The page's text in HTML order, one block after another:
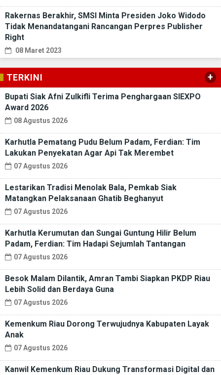
Rakernas Berakhir, SMSI Minta Presiden Joko Widodo
Tidak Menandatangani Rancangan Perpres Publisher
Right
08 Maret 2023
TERKINI +
Bupati Siak Afni Zulkifli Terima Penghargaan SIEXPO
Award 2026
08 Agustus 2026
Karhutla Pematang Pudu Belum Padam, Ferdian: Tim
Lakukan Penyekatan Agar Api Tak Merembet
07 Agustus 2026
Lestarikan Tradisi Menolak Bala, Pemkab Siak
Matangkan Pelaksanaan Ghatib Beghanyut
07 Agustus 2026
Karhutla Kerumutan dan Sungai Guntung Hilir Belum
Padam, Ferdian: Tim Hadapi Sejumlah Tantangan
07 Agustus 2026
Besok Malam Dilantik, Amran Tambi Siapkan PKDP Riau
Lebih Solid dan Berdaya Guna
07 Agustus 2026
Kemenkum Riau Dorong Terwujudnya Kabupaten Layak
Anak
07 Agustus 2026
Kanwil Kemenkum Riau Dukung Transformasi Digital dan